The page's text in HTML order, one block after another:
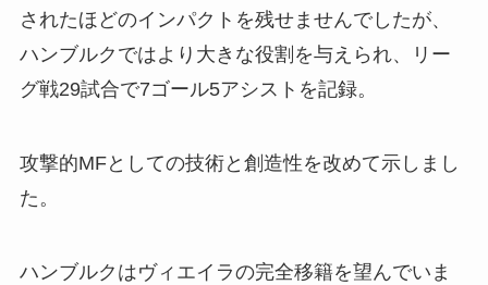
されたほどのインパクトを残せませんでしたが、
ハンブルクではより大きな役割を与えられ、リー
グ戦29試合で7ゴール5アシストを記録。
攻撃的MFとしての技術と創造性を改めて示しまし
た。
ハンブルクはヴィエイラの完全移籍を望んでいま